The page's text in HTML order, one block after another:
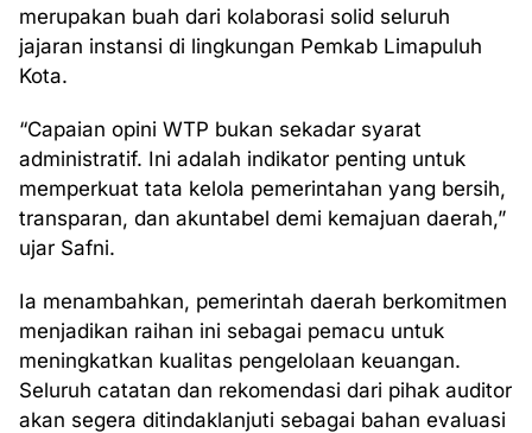
merupakan buah dari kolaborasi solid seluruh
jajaran instansi di lingkungan Pemkab Limapuluh
Kota.
“Capaian opini WTP bukan sekadar syarat
administratif. Ini adalah indikator penting untuk
memperkuat tata kelola pemerintahan yang bersih,
transparan, dan akuntabel demi kemajuan daerah,”
ujar Safni.
Ia menambahkan, pemerintah daerah berkomitmen
menjadikan raihan ini sebagai pemacu untuk
meningkatkan kualitas pengelolaan keuangan.
Seluruh catatan dan rekomendasi dari pihak auditor
akan segera ditindaklanjuti sebagai bahan evaluasi